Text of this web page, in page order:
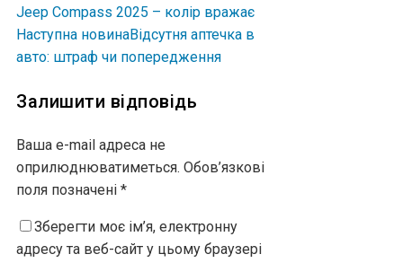
Jeep Compass 2025 – колір вражає
Наступна новинаВідсутня аптечка в
авто: штраф чи попередження
Залишити відповідь
Ваша e-mail адреса не
оприлюднюватиметься. Обов’язкові
поля позначені *
Зберегти моє ім’я, електронну
адресу та веб-сайт у цьому браузері